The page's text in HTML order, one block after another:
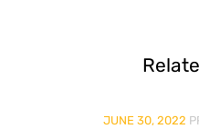
JUNE 30, 2022